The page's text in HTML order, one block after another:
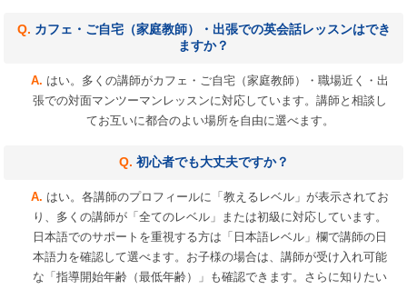
カフェ・ご自宅（家庭教師）・出張での英会話レッスンはでき
ますか？
はい。多くの講師がカフェ・ご自宅（家庭教師）・職場近く・出
張での対面マンツーマンレッスンに対応しています。講師と相談し
てお互いに都合のよい場所を自由に選べます。
初心者でも大丈夫ですか？
はい。各講師のプロフィールに「教えるレベル」が表示されてお
り、多くの講師が「全てのレベル」または初級に対応しています。
日本語でのサポートを重視する方は「日本語レベル」欄で講師の日
本語力を確認して選べます。お子様の場合は、講師が受け入れ可能
な「指導開始年齢（最低年齢）」も確認できます。さらに知りたい